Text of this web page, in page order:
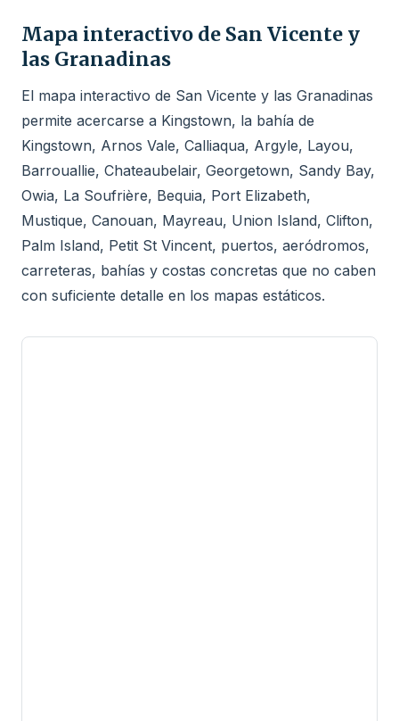
Mapa interactivo de San Vicente y
las Granadinas
El mapa interactivo de San Vicente y las Granadinas
permite acercarse a Kingstown, la bahía de
Kingstown, Arnos Vale, Calliaqua, Argyle, Layou,
Barrouallie, Chateaubelair, Georgetown, Sandy Bay,
Owia, La Soufrière, Bequia, Port Elizabeth,
Mustique, Canouan, Mayreau, Union Island, Clifton,
Palm Island, Petit St Vincent, puertos, aeródromos,
carreteras, bahías y costas concretas que no caben
con suficiente detalle en los mapas estáticos.